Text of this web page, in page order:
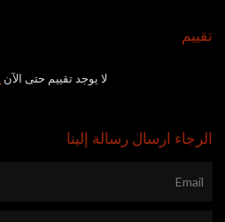
تقييم
لا يوجد تقييم حتى الآن
الرجاء ارسال رسالة إلينا